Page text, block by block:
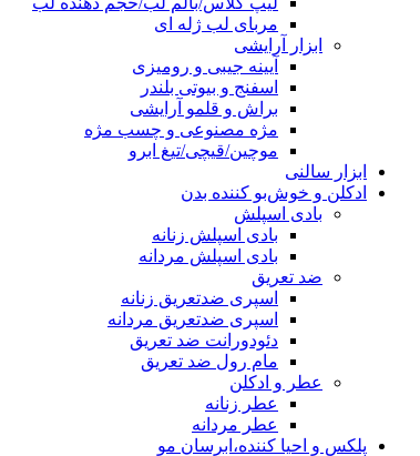
مربای لب ژله ای
ابزار آرایشی
آیینه جیبی و رومیزی
اسفنج و بیوتی بلندر
براش و قلمو آرایشی
مژه مصنوعی و چسب مژه
موچین/قیچی/تیغ ابرو
ابزار سالنی
ادکلن و خوش‌بو کننده بدن
بادی اسپلش
بادی اسپلش زنانه
بادی اسپلش مردانه
ضد تعریق
اسپری ضدتعریق زنانه
اسپری ضدتعریق مردانه
دئودورانت ضد تعریق
مام رول ضد تعریق
عطر و ادکلن
عطر زنانه
عطر مردانه
پلکس و احیا کننده،ابرسان مو